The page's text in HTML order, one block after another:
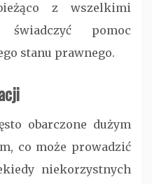
z wszelkimi
pomoc
stanu prawnego.
obarczone dużym
co może prowadzić
niekorzystnych